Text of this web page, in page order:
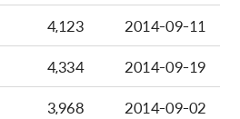
4,123
2014-09-11
4,334
2014-09-19
3,968
2014-09-02